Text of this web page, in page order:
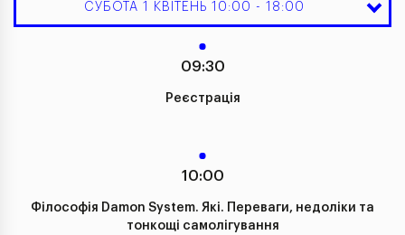
СУБОТА 1 КВІТЕНЬ 10:00 - 18:00
09:30
Реєстрація
10:00
Філософія Damon System. Які. Переваги, недоліки та
тонкощі самолігування